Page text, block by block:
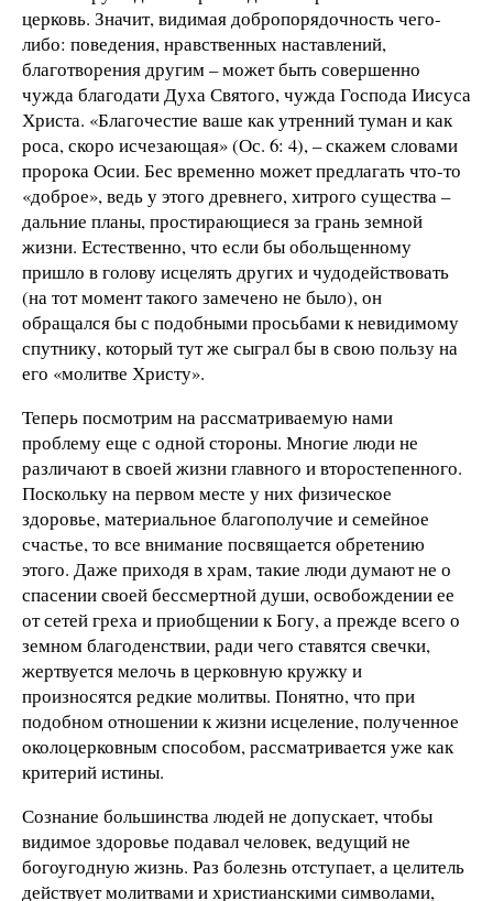
церковь. Значит, видимая добропорядочность чего-
либо: поведения, нравственных наставлений,
благотворения другим – может быть совершенно
чужда благодати Духа Святого, чужда Господа Иисуса
Христа. «Благочестие ваше как утренний туман и как
роса, скоро исчезающая» (Ос. 6: 4), – скажем словами
пророка Осии. Бес временно может предлагать что-то
«доброе», ведь у этого древнего, хитрого существа –
дальние планы, простирающиеся за грань земной
жизни. Естественно, что если бы обольщенному
пришло в голову исцелять других и чудодействовать
(на тот момент такого замечено не было), он
обращался бы с подобными просьбами к невидимому
спутнику, который тут же сыграл бы в свою пользу на
его «молитве Христу».
Теперь посмотрим на рассматриваемую нами
проблему еще с одной стороны. Многие люди не
различают в своей жизни главного и второстепенного.
Поскольку на первом месте у них физическое
здоровье, материальное благополучие и семейное
счастье, то все внимание посвящается обретению
этого. Даже приходя в храм, такие люди думают не о
спасении своей бессмертной души, освобождении ее
от сетей греха и приобщении к Богу, а прежде всего о
земном благоденствии, ради чего ставятся свечки,
жертвуется мелочь в церковную кружку и
произносятся редкие молитвы. Понятно, что при
подобном отношении к жизни исцеление, полученное
околоцерковным способом, рассматривается уже как
критерий истины.
Сознание большинства людей не допускает, чтобы
видимое здоровье подавал человек, ведущий не
богоугодную жизнь. Раз болезнь отступает, а целитель
действует молитвами и христианскими символами,